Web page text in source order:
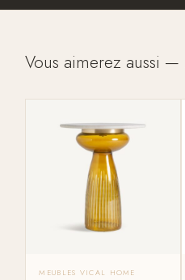
Vous aimerez aussi —
MEUBLES VICAL HOME